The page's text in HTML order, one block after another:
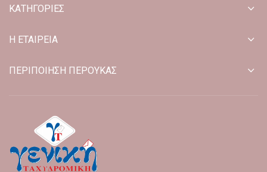
ΚΑΤΗΓΟΡΙΕΣ
Η ΕΤΑΙΡΕΙΑ
ΠΕΡΙΠΟΙΗΣΗ ΠΕΡΟΥΚΑΣ